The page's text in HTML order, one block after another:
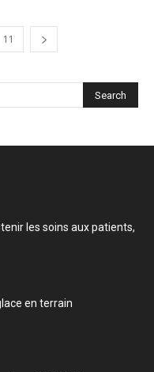
11
les soins aux patients,
en terrain